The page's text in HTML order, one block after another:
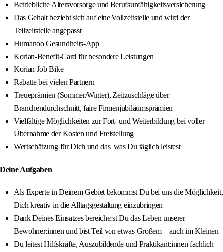
Betriebliche Altersvorsorge und Berufsunfähigkeitsversicherung
Das Gehalt bezieht sich auf eine Vollzeitstelle und wird der
Teilzeitstelle angepasst
Humanoo Gesundheits-App
Korian-Benefit-Card für besondere Leistungen
Korian Job Bike
Rabatte bei vielen Partnern
Treueprämien (Sommer/Winter), Zeitzuschläge über
Branchendurchschnitt, faire Firmenjubiläumsprämien
Vielfältige Möglichkeiten zur Fort- und Weiterbildung bei voller
Übernahme der Kosten und Freistellung
Wertschätzung für Dich und das, was Du täglich leistest
Deine Aufgaben
Als Experte in Deinem Gebiet bekommst Du bei uns die Möglichkeit,
Dich kreativ in die Alltagsgestaltung einzubringen
Dank Deines Einsatzes bereicherst Du das Leben unserer
Bewohner:innen und bist Teil von etwas Großem – auch im Kleinen
Du leitest Hilfskräfte, Auszubildende und Praktikant:innen fachlich